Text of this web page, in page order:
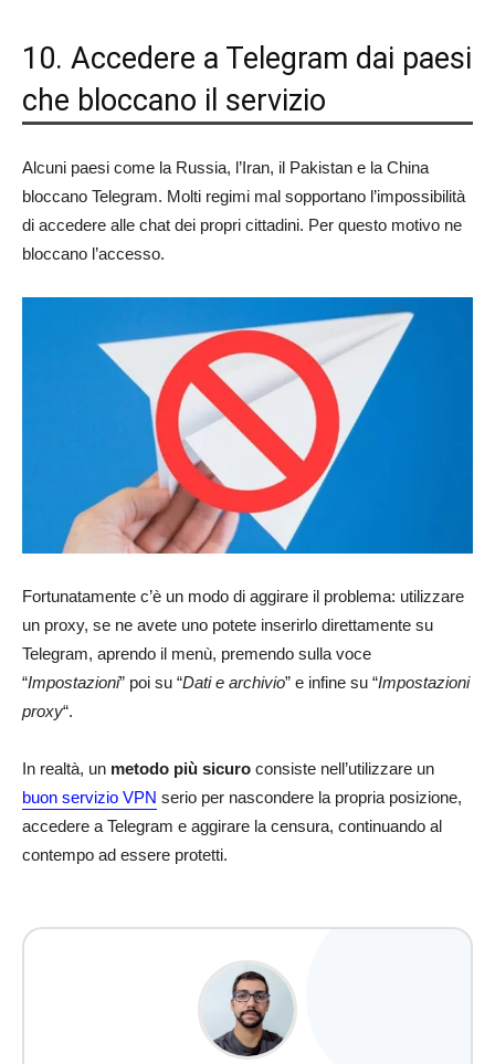
10. Accedere a Telegram dai paesi
che bloccano il servizio
Alcuni paesi come la Russia, l’Iran, il Pakistan e la China
bloccano Telegram. Molti regimi mal sopportano l’impossibilità
di accedere alle chat dei propri cittadini. Per questo motivo ne
bloccano l’accesso.
Fortunatamente c’è un modo di aggirare il problema: utilizzare
un proxy, se ne avete uno potete inserirlo direttamente su
Telegram, aprendo il menù, premendo sulla voce
“Impostazioni” poi su “Dati e archivio” e infine su “Impostazioni
proxy“.
In realtà, un metodo più sicuro consiste nell’utilizzare un
buon servizio VPN serio per nascondere la propria posizione,
accedere a Telegram e aggirare la censura, continuando al
contempo ad essere protetti.